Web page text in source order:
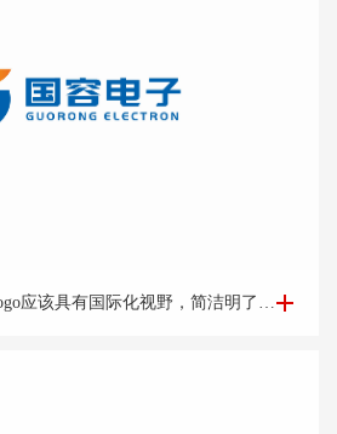
公司logo设计-logo设计公司